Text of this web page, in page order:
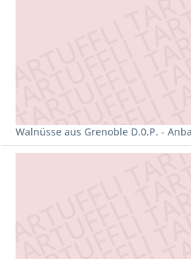
Walnüsse aus Grenoble D.0.P. -